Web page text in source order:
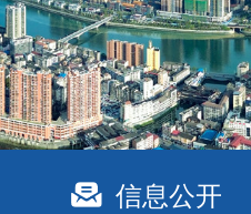
信息公开